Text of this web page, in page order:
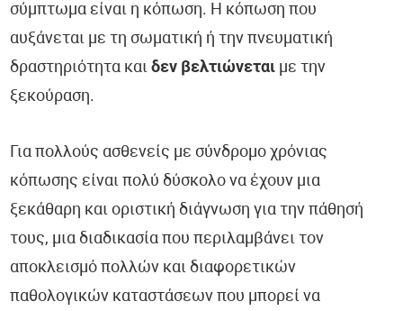
Επιστημονικά Νέα
Τροφική Δυσανεξία - TrophoScan®
Έλεγχος Ανοσοποιητικού Συστήματος - ImmuneScan®
Υπογονιμότητα - SpermaScan®
Ορμόνες - HormoneScan®
Έλεγχος Νευρικού Συστήματος - NeuroScan®
σύμπτωμα είναι η κόπωση. Η κόπωση που
αυξάνεται με τη σωματική ή την πνευματική
δραστηριότητα καιδεν βελτιώνεται με την
ξεκούραση.
Για πολλούς ασθενείς με σύνδρομο χρόνιας
κόπωσης είναι πολύ δύσκολο να έχουν μια
ξεκάθαρη και οριστική διάγνωση για την πάθησή
τους, μια διαδικασία που περιλαμβάνει τον
αποκλεισμό πολλών και διαφορετικών
παθολογικών καταστάσεων που μπορεί να